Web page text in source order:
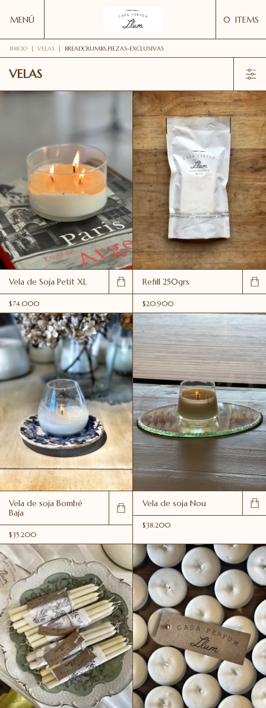
MENÚ 0 ITEMS
INICIO | VELAS | BREADCRUMBS.PIEZAS-EXCLUSIVAS
VELAS
Vela de Soja Petit XL
$74.000
Refill 250grs
$20.900
Vela de soja Bombé
Baja
$35.200
Vela de soja Nou
$38.200